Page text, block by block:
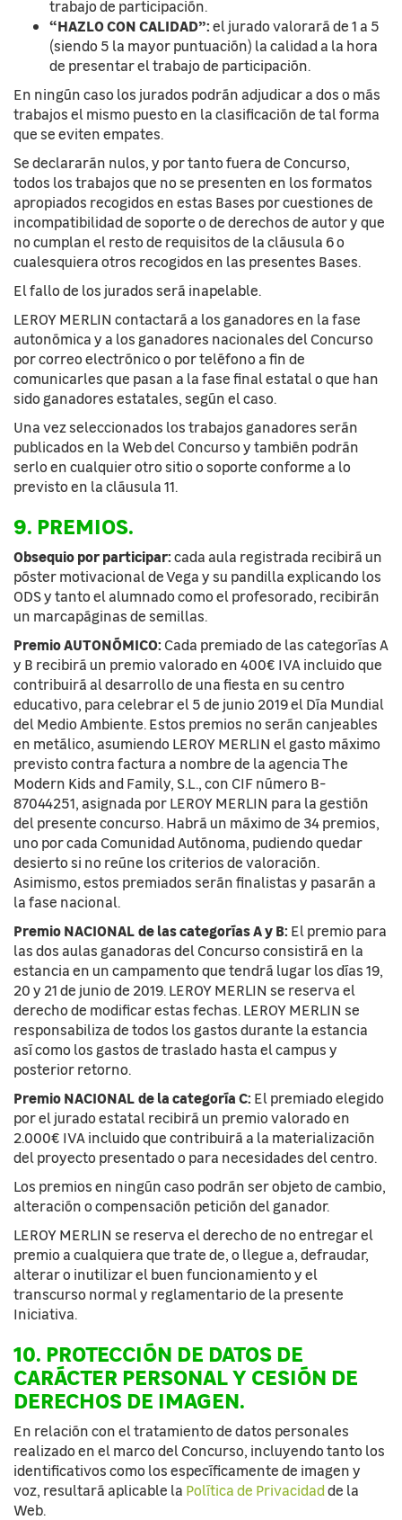
trabajo de participación.
“HAZLO CON CALIDAD”:el jurado valorará de 1 a 5
(siendo 5 la mayor puntuación) la calidad a la hora
de presentar el trabajo de participación.
En ningún caso los jurados podrán adjudicar a dos o más
trabajos el mismo puesto en la clasificación de tal forma
que se eviten empates.
Se declararán nulos, y por tanto fuera de Concurso,
todos los trabajos que no se presenten en los formatos
apropiados recogidos en estas Bases por cuestiones de
incompatibilidad de soporte o de derechos de autor y que
no cumplan el resto de requisitos de la cláusula 6 o
cualesquiera otros recogidos en las presentes Bases.
El fallo de los jurados será inapelable.
LEROY MERLIN contactará a los ganadores en la fase
autonómica y a los ganadores nacionales del Concurso
por correo electrónico o por teléfono a fin de
comunicarles que pasan a la fase final estatal o que han
sido ganadores estatales, según el caso.
Una vez seleccionados los trabajos ganadores serán
publicados en la Web del Concurso y también podrán
serlo en cualquier otro sitio o soporte conforme a lo
previsto en la cláusula 11.
9. PREMIOS.
Obsequio por participar:cada aula registrada recibirá un
póster motivacional de Vega y su pandilla explicando los
ODS y tanto el alumnado como el profesorado, recibirán
un marcapáginas de semillas.
Premio AUTONÓMICO: Cada premiado de las categorías A
y B recibirá un premio valorado en 400€ IVA incluido que
contribuirá al desarrollo de una fiesta en su centro
educativo, para celebrar el 5 de junio 2019 el Día Mundial
del Medio Ambiente. Estos premios no serán canjeables
en metálico, asumiendo LEROY MERLIN el gasto máximo
previsto contra factura a nombre de la agencia The
Modern Kids and Family, S.L., con CIF número B-
87044251, asignada por LEROY MERLIN para la gestión
del presente concurso. Habrá un máximo de 34 premios,
uno por cada Comunidad Autónoma, pudiendo quedar
desierto si no reúne los criterios de valoración.
Asimismo, estos premiados serán finalistas y pasarán a
la fase nacional.
Premio NACIONAL de las categorías A y B: El premio para
las dos aulas ganadoras del Concurso consistirá en la
estancia en un campamento que tendrá lugar los días 19,
20 y 21 de junio de 2019. LEROY MERLIN se reserva el
derecho de modificar estas fechas. LEROY MERLIN se
responsabiliza de todos los gastos durante la estancia
así como los gastos de traslado hasta el campus y
posterior retorno.
Premio NACIONAL de la categoría C: El premiado elegido
por el jurado estatal recibirá un premio valorado en
2.000€ IVA incluido que contribuirá a la materialización
del proyecto presentado o para necesidades del centro.
Los premios en ningún caso podrán ser objeto de cambio,
alteración o compensación petición del ganador.
LEROY MERLIN se reserva el derecho de no entregar el
premio a cualquiera que trate de, o llegue a, defraudar,
alterar o inutilizar el buen funcionamiento y el
transcurso normal y reglamentario de la presente
Iniciativa.
10. PROTECCIÓN DE DATOS DE
CARÁCTER PERSONAL Y CESIÓN DE
DERECHOS DE IMAGEN.
En relación con el tratamiento de datos personales
realizado en el marco del Concurso, incluyendo tanto los
identificativos como los específicamente de imagen y
voz, resultará aplicable la Política de Privacidadde la
Web.